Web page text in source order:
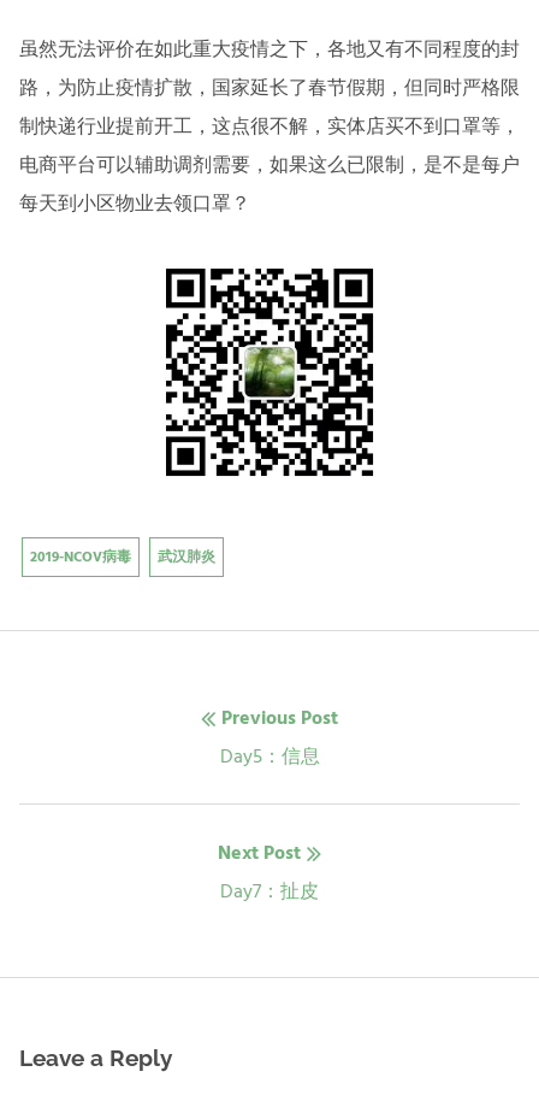
虽然无法评价在如此重大疫情之下，各地又有不同程度的封
路，为防止疫情扩散，国家延长了春节假期，但同时严格限
制快递行业提前开工，这点很不解，实体店买不到口罩等，
电商平台可以辅助调剂需要，如果这么已限制，是不是每户
每天到小区物业去领口罩？
2019-NCOV病毒 武汉肺炎
导
Previous Post
Previous
Day5：信息
Next Post
Next
Day7：扯皮
Leave a Reply